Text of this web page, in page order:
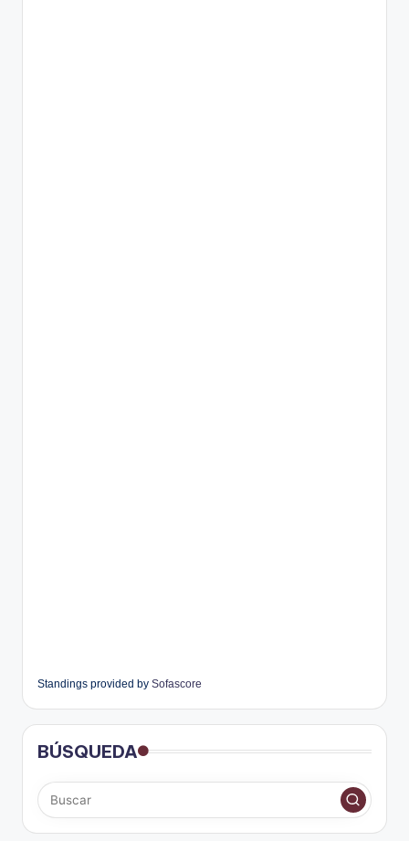
Standings provided by Sofascore
BÚSQUEDA